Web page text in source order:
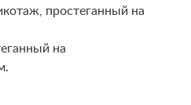
простеганный на
на